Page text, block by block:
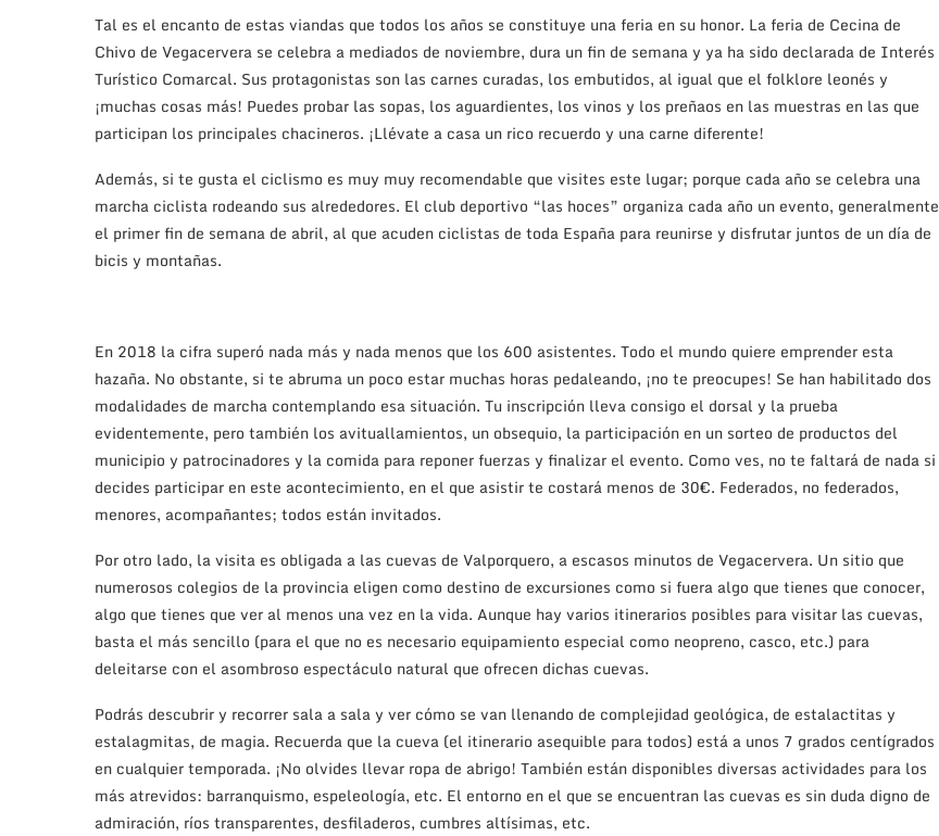
Tal es el encanto de estas viandas que todos los años se constituye una feria en su honor. La feria de Cecina de
Chivo de Vegacervera se celebra a mediados de noviembre, dura un fin de semana y ya ha sido declarada de Interés
Turístico Comarcal. Sus protagonistas son las carnes curadas, los embutidos, al igual que el folklore leonés y
¡muchas cosas más! Puedes probar las sopas, los aguardientes, los vinos y los preñaos en las muestras en las que
participan los principales chacineros. ¡Llévate a casa un rico recuerdo y una carne diferente!
Además, si te gusta el ciclismo es muy muy recomendable que visites este lugar; porque cada año se celebra una
marcha ciclista rodeando sus alrededores. El club deportivo “las hoces” organiza cada año un evento, generalmente
el primer fin de semana de abril, al que acuden ciclistas de toda España para reunirse y disfrutar juntos de un día de
bicis y montañas.
En 2018 la cifra superó nada más y nada menos que los 600 asistentes. Todo el mundo quiere emprender esta
hazaña. No obstante, si te abruma un poco estar muchas horas pedaleando, ¡no te preocupes! Se han habilitado dos
modalidades de marcha contemplando esa situación. Tu inscripción lleva consigo el dorsal y la prueba
evidentemente, pero también los avituallamientos, un obsequio, la participación en un sorteo de productos del
municipio y patrocinadores y la comida para reponer fuerzas y finalizar el evento. Como ves, no te faltará de nada si
decides participar en este acontecimiento, en el que asistir te costará menos de 30€. Federados, no federados,
menores, acompañantes; todos están invitados.
Por otro lado, la visita es obligada a las cuevas de Valporquero, a escasos minutos de Vegacervera. Un sitio que
numerosos colegios de la provincia eligen como destino de excursiones como si fuera algo que tienes que conocer,
algo que tienes que ver al menos una vez en la vida. Aunque hay varios itinerarios posibles para visitar las cuevas,
basta el más sencillo (para el que no es necesario equipamiento especial como neopreno, casco, etc.) para
deleitarse con el asombroso espectáculo natural que ofrecen dichas cuevas.
Podrás descubrir y recorrer sala a sala y ver cómo se van llenando de complejidad geológica, de estalactitas y
estalagmitas, de magia. Recuerda que la cueva (el itinerario asequible para todos) está a unos 7 grados centígrados
en cualquier temporada. ¡No olvides llevar ropa de abrigo! También están disponibles diversas actividades para los
más atrevidos: barranquismo, espeleología, etc. El entorno en el que se encuentran las cuevas es sin duda digno de
admiración, ríos transparentes, desfiladeros, cumbres altísimas, etc.